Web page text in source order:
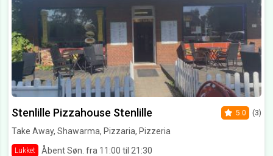
Stenlille Pizzahouse Stenlille
Take Away, Shawarma, Pizzaria, Pizzeria
Lukket Åbent Søn. fra 11:00 til 21:30
5.0 (3)